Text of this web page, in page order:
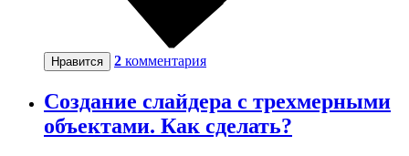
Нравится 2 комментария
Создание слайдера с трехмерными
объектами. Как сделать?